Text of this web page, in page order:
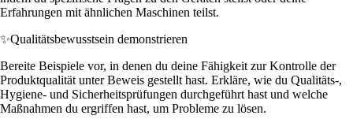
Erfahrungen mit ähnlichen Maschinen teilst.
✨Qualitätsbewusstsein demonstrieren
Bereite Beispiele vor, in denen du deine Fähigkeit zur Kontrolle der
Produktqualität unter Beweis gestellt hast. Erkläre, wie du Qualitäts-,
Hygiene- und Sicherheitsprüfungen durchgeführt hast und welche
Maßnahmen du ergriffen hast, um Probleme zu lösen.